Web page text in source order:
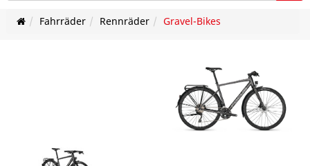
Fahrräder Rennräder Gravel-Bikes